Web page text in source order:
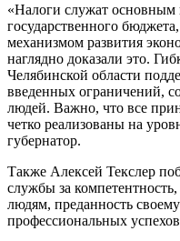
«Налоги служат
государственного
механизмом развития
наглядно доказали это.
Челябинской области
введенных ограничений,
людей. Важно, что все
четко реализованы на
губернатор.
Также Алексей Текслер
службы за
людям, преданность
профессиональных